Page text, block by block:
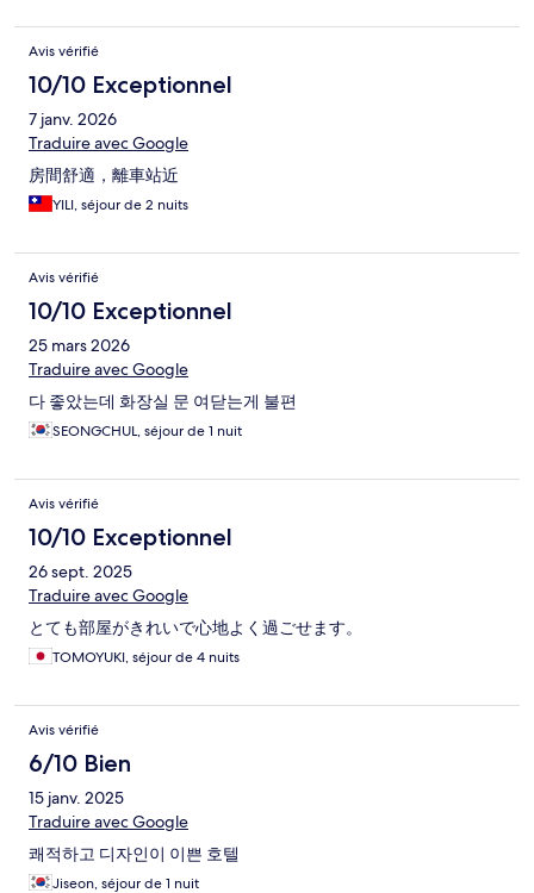
Avis vérifié
10/10 Exceptionnel
7 janv. 2026
Traduire avec Google
房間舒適，離車站近
YILI, séjour de 2 nuits
Avis vérifié
10/10 Exceptionnel
25 mars 2026
Traduire avec Google
다 좋았는데 화장실 문 여닫는게 불편
SEONGCHUL, séjour de 1 nuit
Avis vérifié
10/10 Exceptionnel
26 sept. 2025
Traduire avec Google
とても部屋がきれいで心地よく過ごせます。
TOMOYUKI, séjour de 4 nuits
Avis vérifié
6/10 Bien
15 janv. 2025
Traduire avec Google
쾌적하고 디자인이 이쁜 호텔
Jiseon, séjour de 1 nuit